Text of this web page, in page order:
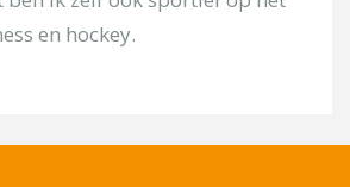
en hockey.